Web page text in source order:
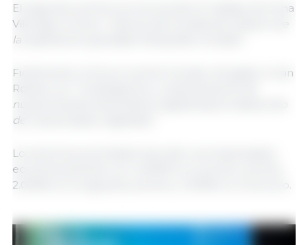
El segundo premio ha reconocido el trabajo de Anna
Vilà bajo el título
la explotación ganadera Marquillas Compte”.
Finalmente, el tercer premio ha sido otorgado a Ivan
Robles con
nuevas fuentes de proteína vegetal para el desarrollo
de nuevas bases vegetales”.
Los alumnos premiados han sido recompensados
económicamente con 4.000€ en el primer premio,
2.000€ en el segundo premio y 1.000€ en el tercero.